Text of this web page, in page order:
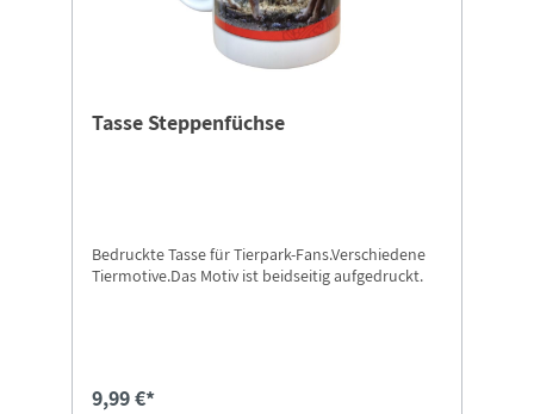
Tasse Steppenfüchse
Bedruckte Tasse für Tierpark-Fans.Verschiedene
Tiermotive.Das Motiv ist beidseitig aufgedruckt.
9,99 €*